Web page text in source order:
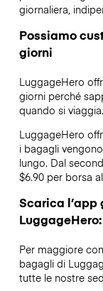
giornaliera,
Possiamo
giorni
LuggageHero
giorni perché
quando si viaggia.
LuggageHero
i bagagli
lungo. Dal
$6.90 per borsa
Scarica
LuggageHero:
Per maggiore
bagagli di
tutte le nostre